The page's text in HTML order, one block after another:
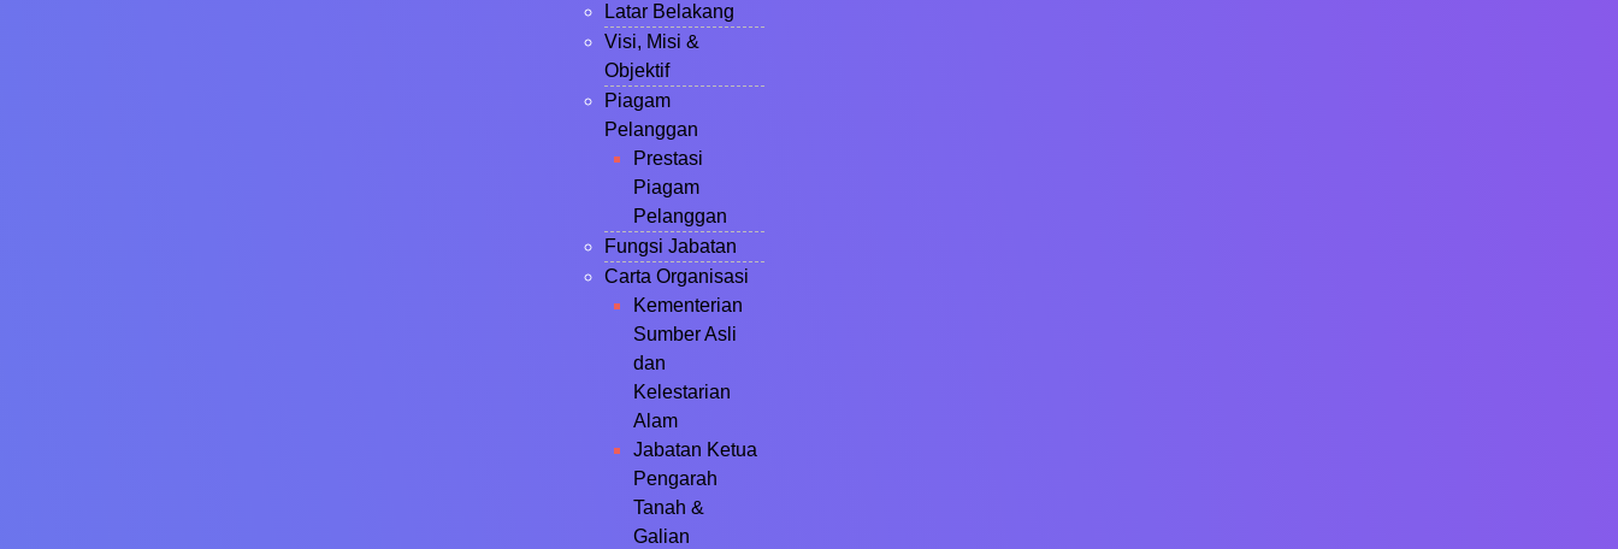
Latar Belakang
Visi, Misi &
Objektif
Piagam
Pelanggan
Prestasi
Piagam
Pelanggan
Fungsi Jabatan
Carta Organisasi
Kementerian
Sumber Asli
dan
Kelestarian
Alam
Jabatan Ketua
Pengarah
Tanah &
Galian